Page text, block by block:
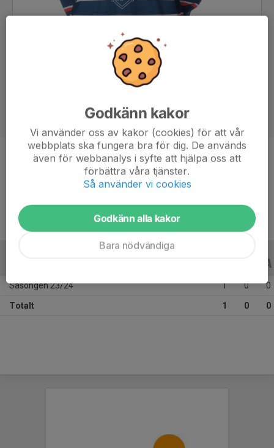
Position
-
17 år
Säsongen 23/24 1 0 0
Totalt 1 0 0
Godkänn kakor
Vi använder oss av kakor (cookies) för att vår
webbplats ska fungera bra för dig. De används
även för webbanalys i syfte att hjälpa oss att
förbättra våra tjänster.
Så använder vi cookies
Godkänn alla kakor
Bara nödvändiga